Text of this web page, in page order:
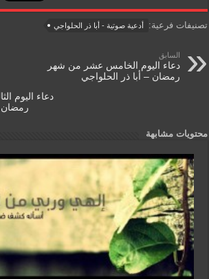
b
o
k
A
p
e
dl
تصنيفات فرعية: أدعية صوتية - أبا ذر الحلواجي
السابق
دعاء اليوم الخامس عشر من شهر
رمضان – أبا ذر الحلواجي
دعاء اليوم
رمضان
محتويات مشابهة